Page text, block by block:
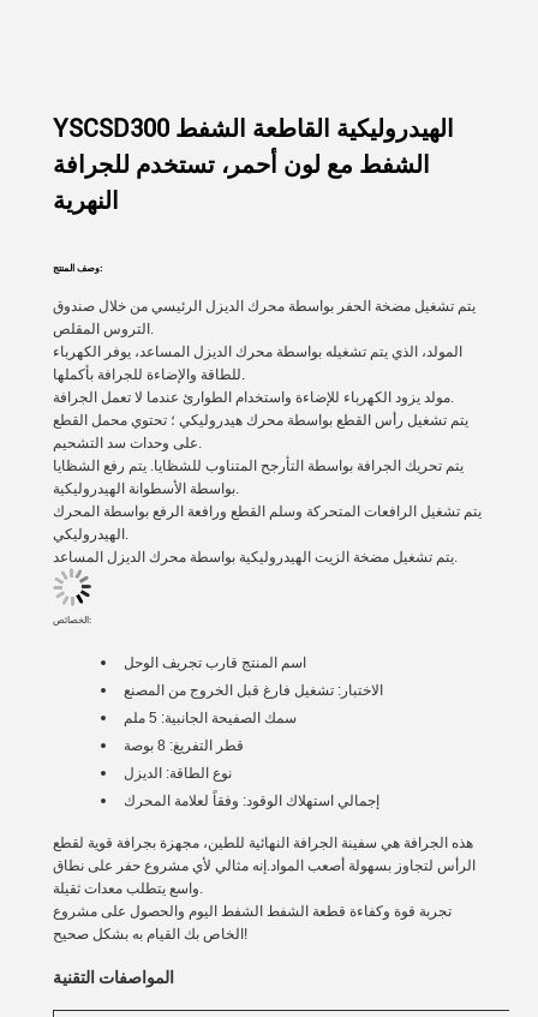
YSCSD300 الهيدروليكية القاطعة الشفط
الشفط مع لون أحمر، تستخدم للجرافة
النهرية
وصف المنتج:
يتم تشغيل مضخة الحفر بواسطة محرك الديزل الرئيسي من خلال صندوق
التروس المقلص.
المولد، الذي يتم تشغيله بواسطة محرك الديزل المساعد، يوفر الكهرباء
للطاقة والإضاءة للجرافة بأكملها.
مولد يزود الكهرباء للإضاءة واستخدام الطوارئ عندما لا تعمل الجرافة.
يتم تشغيل رأس القطع بواسطة محرك هيدروليكي ؛ تحتوي محمل القطع
على وحدات سد التشحيم.
يتم تحريك الجرافة بواسطة التأرجح المتناوب للشظايا. يتم رفع الشظايا
بواسطة الأسطوانة الهيدروليكية.
يتم تشغيل الرافعات المتحركة وسلم القطع ورافعة الرفع بواسطة المحرك
الهيدروليكي.
يتم تشغيل مضخة الزيت الهيدروليكية بواسطة محرك الديزل المساعد.
الخصائص:
اسم المنتج قارب تجريف الوحل
الاختبار: تشغيل فارغ قبل الخروج من المصنع
سمك الصفيحة الجانبية: 5 ملم
قطر التفريغ: 8 بوصة
نوع الطاقة: الديزل
إجمالي استهلاك الوقود: وفقاً لعلامة المحرك
هذه الجرافة هي سفينة الجرافة النهائية للطين، مجهزة بجرافة قوية لقطع
الرأس لتجاوز بسهولة أصعب المواد.إنه مثالي لأي مشروع حفر على نطاق
واسع يتطلب معدات ثقيلة.
تجربة قوة وكفاءة قطعة الشفط الشفط اليوم والحصول على مشروع
الخاص بك القيام به بشكل صحيح!
المواصفات التقنية